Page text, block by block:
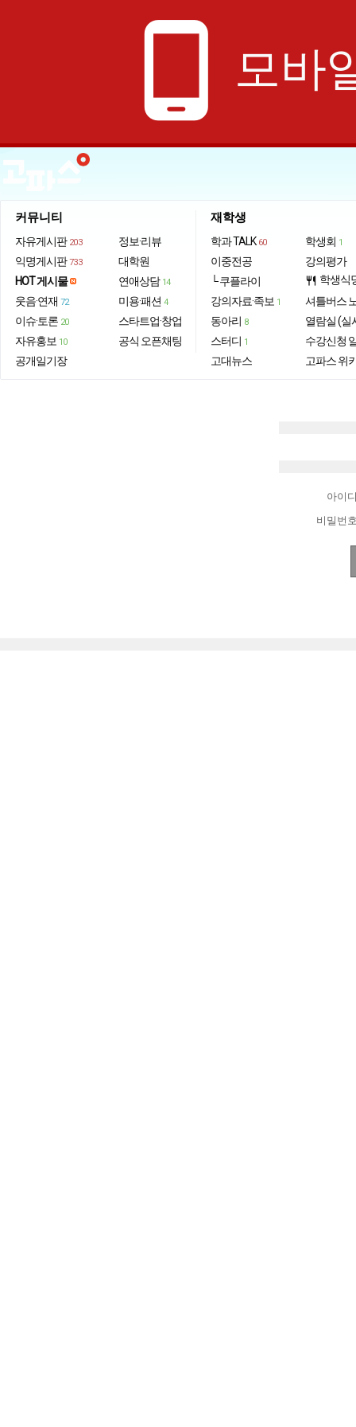
phone_android 모바
커뮤니티
자유게시판 203
익명게시판 733
HOT 게시물
웃음·연재 72
이슈·토론 20
자유홍보 10
공개일기장
정보·리뷰
대학원
연애상담 14
미용·패션 4
스타트업·창업
공식 오픈채팅
재학생
학과 TALK 60
이중전공
└ 쿠플라이
강의자료·족보 1
동아리 8
스터디 1
고대뉴스
학생회 1
강의평가
restaurant 학생식
셔틀버스
열람실 (실
수강신청
고파스 위
아이
비밀번